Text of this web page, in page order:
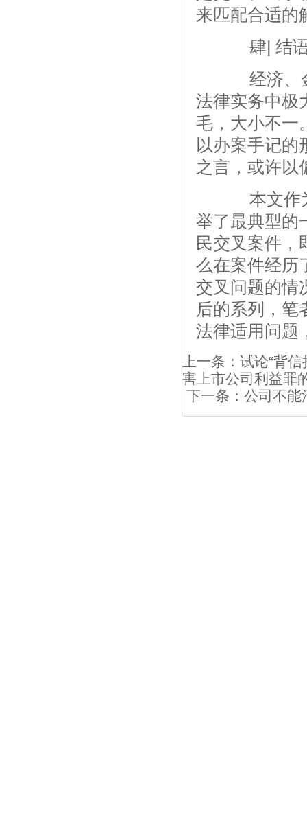
来匹配合适的
肆| 结
经济、金
法律实务中极
毛，大小不一
以办案手记的
之言，或许以
本文作为
举了最典型的
民交叉案件，
么在案件经历
交叉问题的情
后的系列，笔
法律适用问题
上一条： 试论“背
害上市公司利益罪
下一条： 公司不能